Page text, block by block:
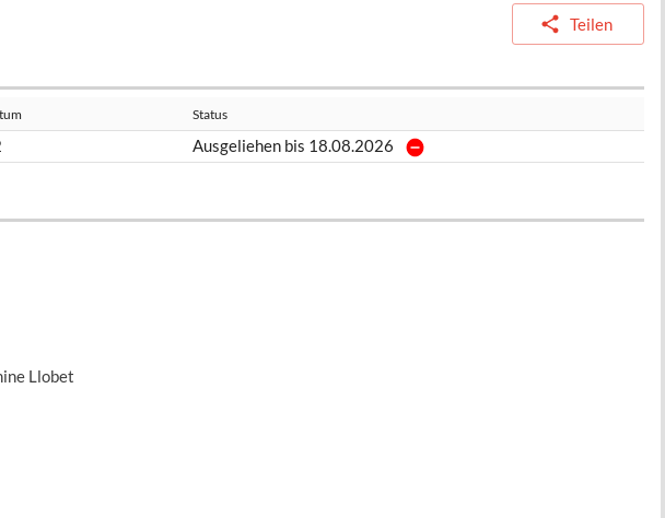
Teilen
Status
Ausgeliehen bis 18.08.2026
Llobet